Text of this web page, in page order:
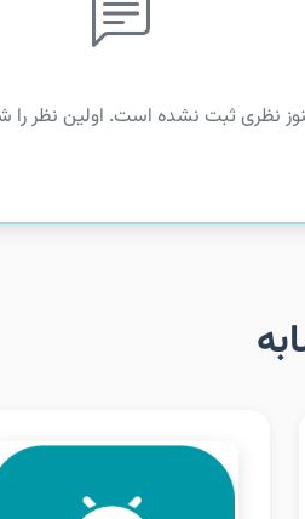
نظری ثبت نشده است. اولین نظر را